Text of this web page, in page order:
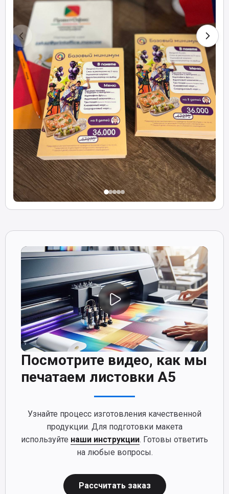
Посмотрите видео, как мы
печатаем листовки А5
Узнайте процесс изготовления качественной
продукции. Для подготовки макета
используйте наши инструкции. Готовы ответить
на любые вопросы.
Рассчитать заказ